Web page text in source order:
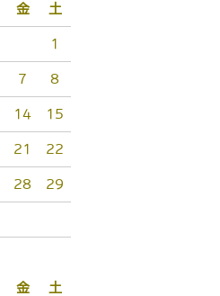
金 土
1
7 8
14 15
21 22
28 29
金 土